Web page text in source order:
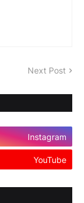
Next Post
Instagram
YouTube